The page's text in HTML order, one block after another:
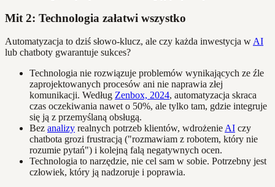
Mit 2: Technologia załatwi wszystko
Automatyzacja to dziś słowo-klucz, ale czy każda inwestycja w AI
lub chatboty gwarantuje sukces?
Technologia nie rozwiązuje problemów wynikających ze źle
zaprojektowanych procesów ani nie naprawia złej
komunikacji. Według Zenbox, 2024, automatyzacja skraca
czas oczekiwania nawet o 50%, ale tylko tam, gdzie integruje
się ją z przemyślaną obsługą.
Bez analizy realnych potrzeb klientów, wdrożenie AI czy
chatbota grozi frustracją ("rozmawiam z robotem, który nie
rozumie pytań") i kolejną falą negatywnych ocen.
Technologia to narzędzie, nie cel sam w sobie. Potrzebny jest
człowiek, który ją nadzoruje i poprawia.